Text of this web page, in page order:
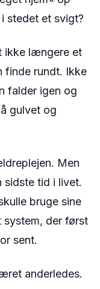
stedet et svigt?
ikke længere et
finde rundt. Ikke
falder igen og
gulvet og
Men
tid i livet.
bruge sine
der først
sent.
anderledes.